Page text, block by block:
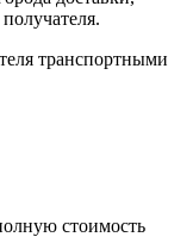
транспортными
стоимость